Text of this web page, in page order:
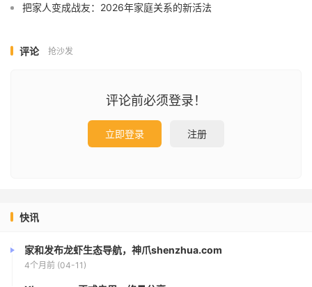
把家人变成战友：2026年家庭关系的新活法
评论 抢沙发
评论前必须登录！
立即登录 注册
快讯
家和发布龙虾生态导航，神爪shenzhua.com
4个月前 (04-11)